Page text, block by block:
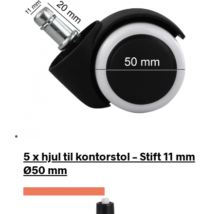
5 x hjul til kontorstol – Stift 11 mm
Ø50 mm